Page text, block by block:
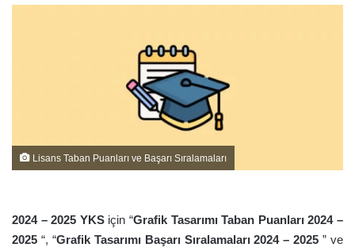
Lisans Taban Puanları ve Başarı Sıralamaları
2024 – 2025 YKSiçin “Grafik Tasarımı Taban Puanları 2024 –
2025 “, “Grafik Tasarımı Başarı Sıralamaları 2024 – 2025 ” ve